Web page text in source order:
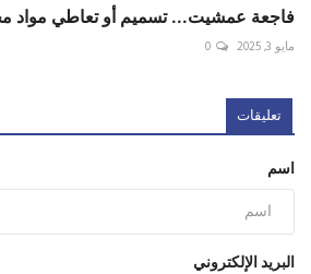
فاجعة عمشيت... تسميم أو تعاطي مواد
مايو 3, 2025 0
تعليقات
اسم
البريد الإلكتروني